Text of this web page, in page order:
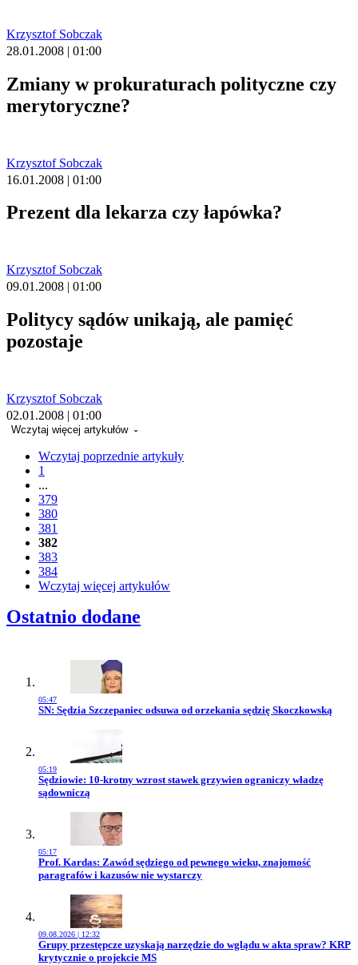
Krzysztof Sobczak
28.01.2008 | 01:00
Zmiany w prokuraturach polityczne czy
merytoryczne?
Krzysztof Sobczak
16.01.2008 | 01:00
Prezent dla lekarza czy łapówka?
Krzysztof Sobczak
09.01.2008 | 01:00
Politycy sądów unikają, ale pamięć
pozostaje
Krzysztof Sobczak
02.01.2008 | 01:00
Wczytaj więcej artykułów
Wczytaj poprzednie artykuły
1
...
379
380
381
382
383
384
Wczytaj więcej artykułów
Ostatnio dodane
05:47
Przejdź do artykułu:
SN: Sędzia Szczepaniec odsuwa od orzekania sędzię Skoczkowską
05:19
Przejdź do artykułu:
Sędziowie: 10-krotny wzrost stawek grzywien ograniczy władzę
sądowniczą
05:17
Przejdź do artykułu:
Prof. Kardas: Zawód sędziego od pewnego wieku, znajomość
paragrafów i kazusów nie wystarczy
09.08.2026 | 12:32
Przejdź do artykułu:
Grupy przestępcze uzyskają narzędzie do wglądu w akta spraw? KRP
krytycznie o projekcie MS